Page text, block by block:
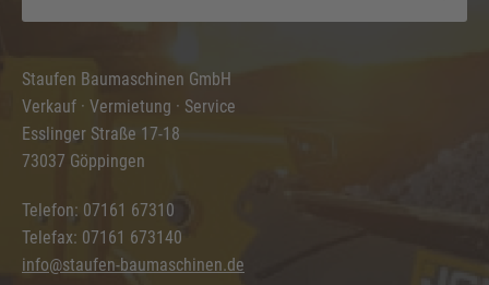
Staufen Baumaschinen GmbH
Verkauf · Vermietung · Service
Esslinger Straße 17-18
73037 Göppingen
Telefon: 07161 67310
Telefax: 07161 673140
info@staufen-baumaschinen.de